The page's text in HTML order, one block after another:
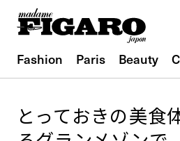
Fashion Paris Beauty
とっておきの美食